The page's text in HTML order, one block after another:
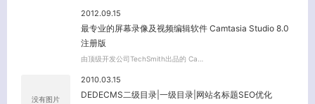
2012.09.15
最专业的屏幕录像及视频编辑软件 Camtasia Studio 8.0
注册版
由顶级开发公司TechSmith出品的 Ca…
没有图片
2010.03.15
DEDECMS二级目录|一级目录|网站名标题SEO优化